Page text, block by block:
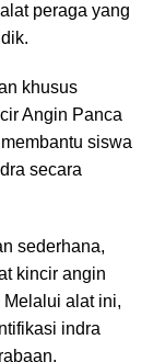
peraga yang
khusus
Angin Panca
siswa
secara
sederhana,
kincir angin
alat ini,
indra